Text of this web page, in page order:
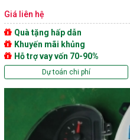
Giá liên hệ
Quà tặng hấp dẫn
Khuyến mãi khủng
Hỗ trợ vay vốn 70-90%
Dự toán chi phí